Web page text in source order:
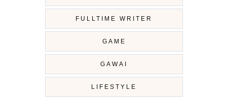
FULLTIME WRITER
GAME
GAWAI
LIFESTYLE